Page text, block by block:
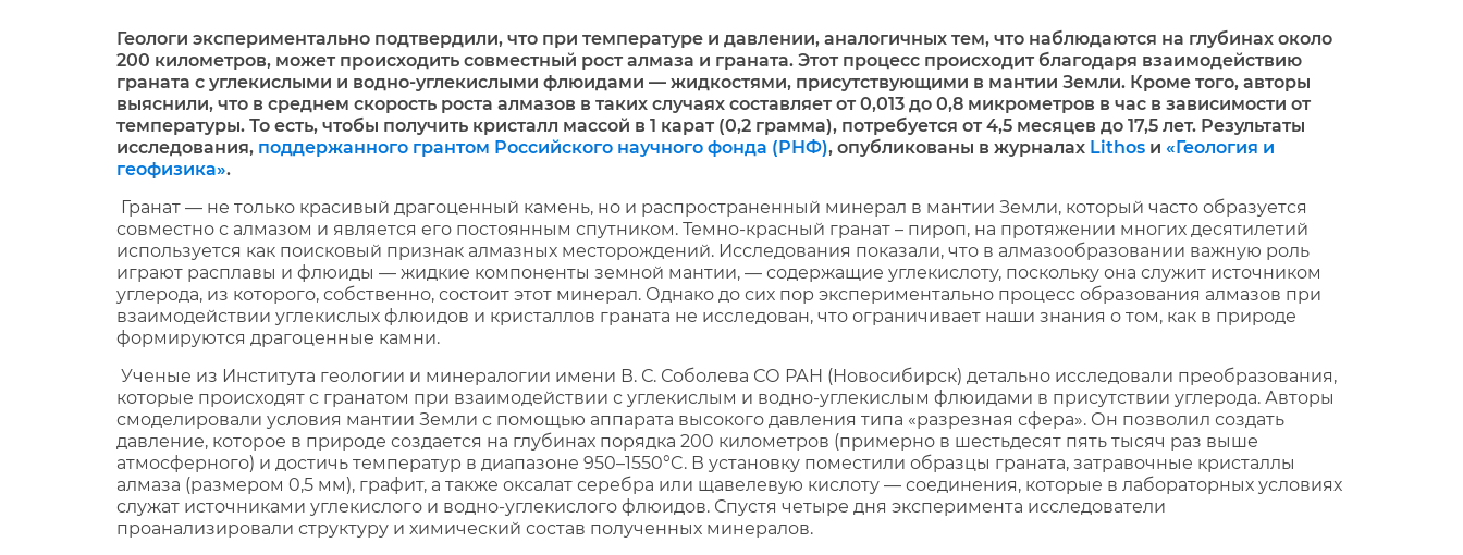
Геологи экспериментально подтвердили, что при температуре и давлении, аналогичных тем, что наблюдаются на глубинах около
200 километров, может происходить совместный рост алмаза и граната. Этот процесс происходит благодаря взаимодействию
граната с углекислыми и водно-углекислыми флюидами — жидкостями, присутствующими в мантии Земли. Кроме того, авторы
выяснили, что в среднем скорость роста алмазов в таких случаях составляет от 0,013 до 0,8 микрометров в час в зависимости от
температуры. То есть, чтобы получить кристалл массой в 1 карат (0,2 грамма), потребуется от 4,5 месяцев до 17,5 лет. Результаты
исследования, поддержанного грантом Российского научного фонда (РНФ), опубликованы в журналах Lithos и «Геология и
геофизика».
Гранат — не только красивый драгоценный камень, но и распространенный минерал в мантии Земли, который часто образуется
совместно с алмазом и является его постоянным спутником. Темно-красный гранат – пироп, на протяжении многих десятилетий
используется как поисковый признак алмазных месторождений. Исследования показали, что в алмазообразовании важную роль
играют расплавы и флюиды — жидкие компоненты земной мантии, — содержащие углекислоту, поскольку она служит источником
углерода, из которого, собственно, состоит этот минерал. Однако до сих пор экспериментально процесс образования алмазов при
взаимодействии углекислых флюидов и кристаллов граната не исследован, что ограничивает наши знания о том, как в природе
формируются драгоценные камни.
Ученые из Института геологии и минералогии имени В. С. Соболева СО РАН (Новосибирск) детально исследовали преобразования,
которые происходят с гранатом при взаимодействии с углекислым и водно-углекислым флюидами в присутствии углерода. Авторы
смоделировали условия мантии Земли с помощью аппарата высокого давления типа «разрезная сфера». Он позволил создать
давление, которое в природе создается на глубинах порядка 200 километров (примерно в шестьдесят пять тысяч раз выше
атмосферного) и достичь температур в диапазоне 950–1550°C. В установку поместили образцы граната, затравочные кристаллы
алмаза (размером 0,5 мм), графит, а также оксалат серебра или щавелевую кислоту — соединения, которые в лабораторных условиях
служат источниками углекислого и водно-углекислого флюидов. Спустя четыре дня эксперимента исследователи
проанализировали структуру и химический состав полученных минералов.